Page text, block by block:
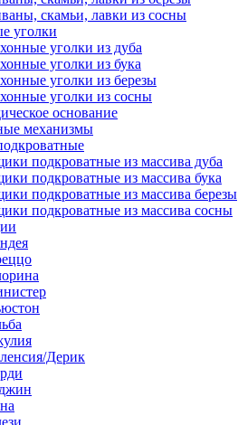
скамьи, лавки из сосны
уголки
уголки из дуба
уголки из бука
уголки из березы
уголки из сосны
основание
механизмы
подкроватные из массива дуба
подкроватные из массива бука
подкроватные из массива березы
подкроватные из массива сосны
Дерик